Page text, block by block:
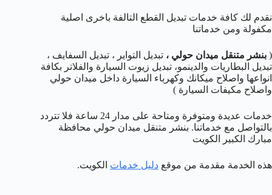
نقدم لك كافة خدمات تبديل القطع التالفة باخرى اصلية
مكفولة ومن خدماتنا
( بنشر متنقل ميدان حولي ، تبديل التواير ، تبديل السفايف ،
تبديل البطاريات والدينمو، تبديل زيوت السيارة والفلاتر بكافة
انواعها واصلاح ميكانك وكهرباء السيارة داخل ميدان حولي
واصلاح مكيفات السيارة )
خدمات عديدة ومتوفرة ومتاحة على مدار 24 ساعة فلا تتردد
بالتواصل مع خدماتنا. بنشر متنقل ميدان حولي محافظة
مبارك الكبير الكويت
هذه الخدمة مقدمة من موقع دليل خدمات الكويت.